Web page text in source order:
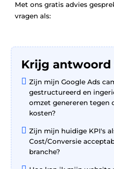
Met ons gratis advies
vragen als:
Krijg antwoord
 Zijn mijn Google Ads
gestructureerd en
omzet genereren tegen
kosten?
 Zijn mijn huidige KPI's
Cost/Conversie
branche?